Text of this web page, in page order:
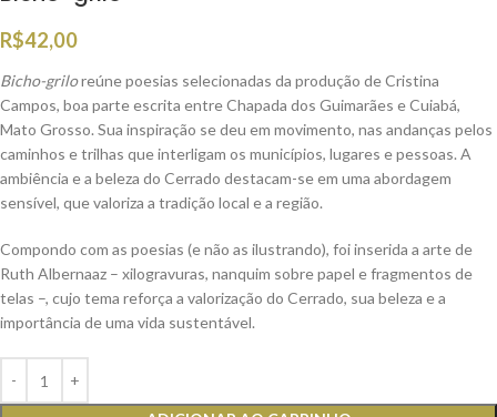
R$42,00
Bicho-griloreúne poesias selecionadas da produção de Cristina
Campos, boa parte escrita entre Chapada dos Guimarães e Cuiabá,
Mato Grosso. Sua inspiração se deu em movimento, nas andanças pelos
caminhos e trilhas que interligam os municípios, lugares e pessoas. A
ambiência e a beleza do Cerrado destacam-se em uma abordagem
sensível, que valoriza a tradição local e a região.
Compondo com as poesias (e não as ilustrando), foi inserida a arte de
Ruth Albernaaz – xilogravuras, nanquim sobre papel e fragmentos de
telas –, cujo tema reforça a valorização do Cerrado, sua beleza e a
importância de uma vida sustentável.